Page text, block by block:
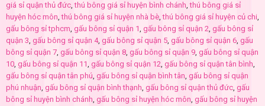
giá sỉ quận thủ đức,thú bông giá sỉ huyện bình chánh,thú bông giá sỉ
huyện hóc môn,thú bông giá sỉ huyện nhà bè,thú bông giá sỉ huyện củ chi,
gấu bông sỉ tphcm, gấu bông sỉ quận 1, gấu bông sỉ quận 2, gấu bông sỉ
quận 3, gấu bông sỉ quận 4, gấu bông sỉ quận 5, gấu bông sỉ quận 6, gấu
bông sỉ quận 7, gấu bông sỉ quận 8, gấu bông sỉ quận 9, gấu bông sỉ quận
10, gấu bông sỉ quận 11, gấu bông sỉ quận 12, gấu bông sỉ quận tân bình,
gấu bông sỉ quận tân phú, gấu bông sỉ quận bình tân, gấu bông sỉ quận
phú nhuận, gấu bông sỉ quận bình thạnh, gấu bông sỉ quận thủ đức, gấu
bông sỉ huyện bình chánh, gấu bông sỉ huyện hóc môn, gấu bông sỉ huyện